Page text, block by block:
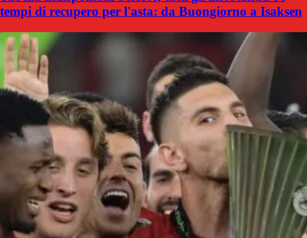
tempi di recupero per l'asta: da Buongiorno a Isaksen